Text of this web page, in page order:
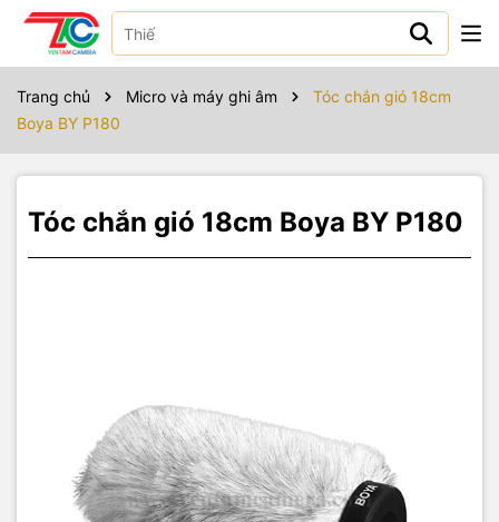
Trang chủ Micro và máy ghi âm
Tóc chắn gió 18cm
Boya BY P180
Tóc chắn gió 18cm Boya BY P180
Sản phẩm bao gồm